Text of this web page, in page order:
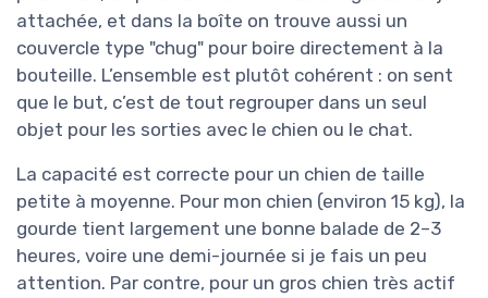
attachée, et dans la boîte on trouve aussi un
couvercle type "chug" pour boire directement à la
bouteille. L’ensemble est plutôt cohérent : on sent
que le but, c’est de tout regrouper dans un seul
objet pour les sorties avec le chien ou le chat.
La capacité est correcte pour un chien de taille
petite à moyenne. Pour mon chien (environ 15 kg), la
gourde tient largement une bonne balade de 2–3
heures, voire une demi-journée si je fais un peu
attention. Par contre, pour un gros chien très actif